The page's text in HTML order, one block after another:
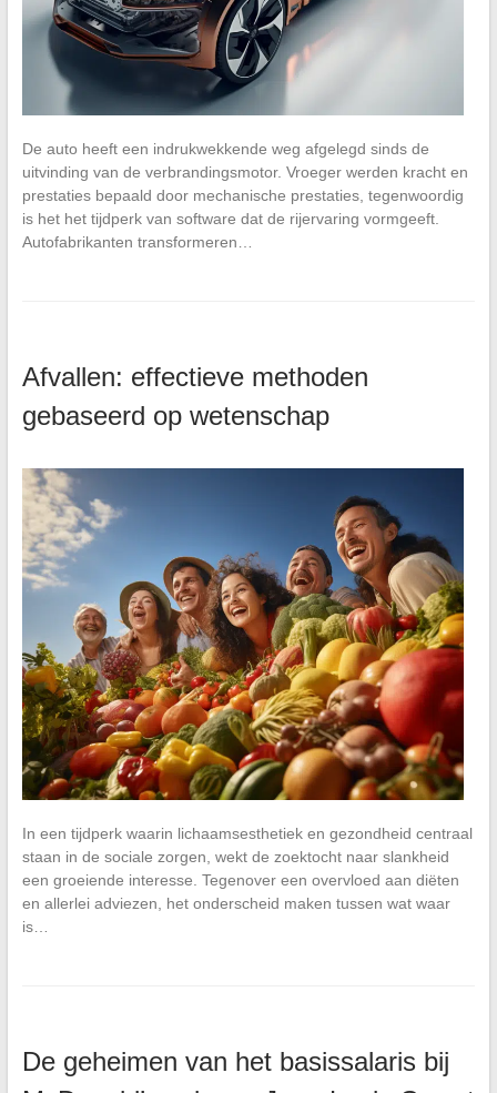
De auto heeft een indrukwekkende weg afgelegd sinds de
uitvinding van de verbrandingsmotor. Vroeger werden kracht en
prestaties bepaald door mechanische prestaties, tegenwoordig
is het het tijdperk van software dat de rijervaring vormgeeft.
Autofabrikanten transformeren…
Afvallen: effectieve methoden
gebaseerd op wetenschap
In een tijdperk waarin lichaamsesthetiek en gezondheid centraal
staan in de sociale zorgen, wekt de zoektocht naar slankheid
een groeiende interesse. Tegenover een overvloed aan diëten
en allerlei adviezen, het onderscheid maken tussen wat waar
is…
De geheimen van het basissalaris bij